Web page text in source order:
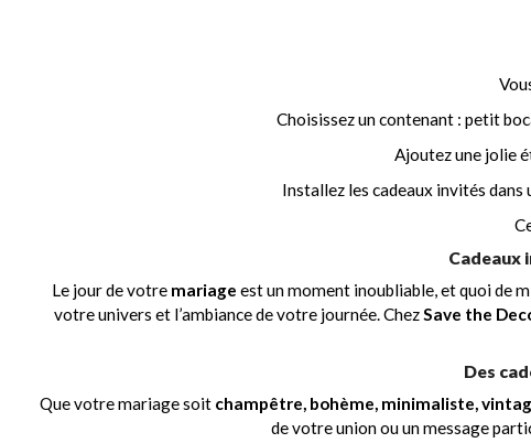
Choisissez un contenant : petit
Ajoutez une jolie
Installez les cadeaux invités dans
Cadeaux
Le jour de votre mariage est un moment inoubliable, et quoi de
votre univers et l’ambiance de votre journée. ChezSave the
Des
Que votre mariage soit champêtre, bohème, minimaliste,
de votre union ou un message